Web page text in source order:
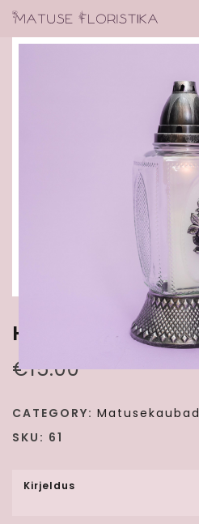
Hauaküünal #13
€15.00
CATEGORY: Matusekaubad
SKU: 61
Kirjeldus